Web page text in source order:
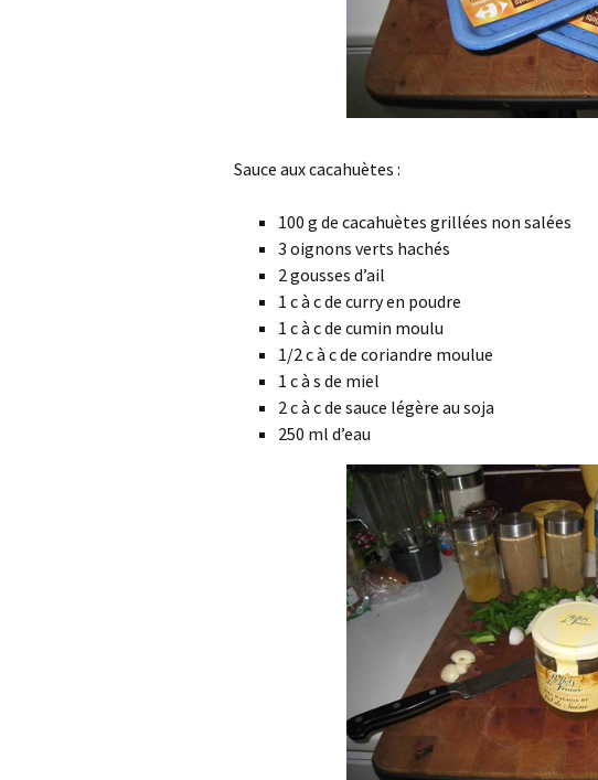
Sauce aux cacahuètes :
100 g de cacahuètes grillées non salées
3 oignons verts hachés
2 gousses d’ail
1 c à c de curry en poudre
1 c à c de cumin moulu
1/2 c à c de coriandre moulue
1 c à s de miel
2 c à c de sauce légère au soja
250 ml d’eau